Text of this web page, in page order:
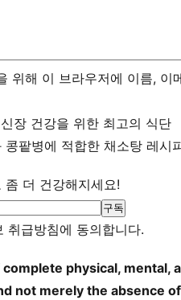
위해 이 브라우저에 이름, 이
장 건강을 위한 최고의 식단
콩팥병에 적합한 채소탕 레시
좀 더 건강해지세요!
취급방침에 동의합니다.
physical, mental,
not merely the absence of